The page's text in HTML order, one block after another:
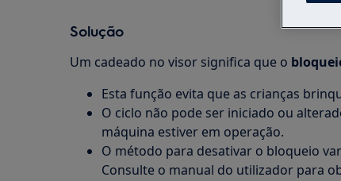
Solução
Um cadeado no visor significa que o
Esta função evita que as crianças
O ciclo não pode ser iniciado ou
máquina estiver em operação.
O método para desativar o bloqueio
Consulte o manual do utilizador para